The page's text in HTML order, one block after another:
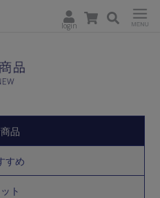
login
品
すめ
ト